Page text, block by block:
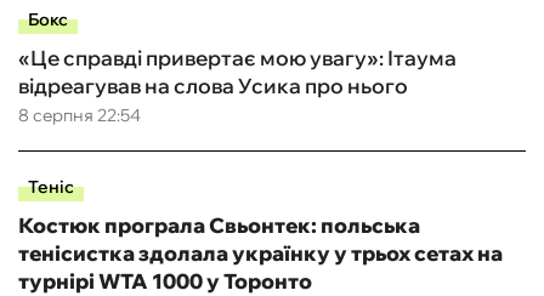
Бокс
8 серпня 22:54
«Це справді привертає мою увагу»: Ітаума
відреагував на слова Усика про нього
Теніс
Костюк програла Свьонтек: польська
тенісистка здолала українку у трьох сетах на
турнірі WTA 1000 у Торонто